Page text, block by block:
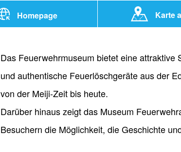
Homepage Karte
Das Feuerwehrmuseum bietet eine
und authentische Feuerlöschgeräte aus der
von der Meiji-Zeit bis heute.
Darüber hinaus zeigt das Museum
Besuchern die Möglichkeit, die Geschichte